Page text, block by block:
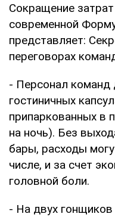
Сокращение
современной
представляет:
переговорах
- Персонал команд
гостиничных
припаркованных в
на ночь). Без
бары, расходы
числе, и за счет
головной боли.
- На двух гонщиков